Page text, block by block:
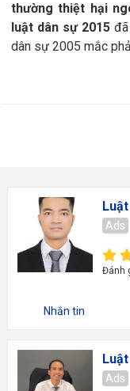
thường thiệt hại
luật dân sự 2015đã
dân sự 2005 mắc
Ads
Đánh
Nhắn tin
Ads